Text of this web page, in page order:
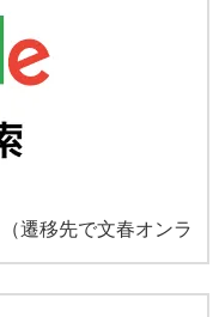
（遷移先で文春オンラ